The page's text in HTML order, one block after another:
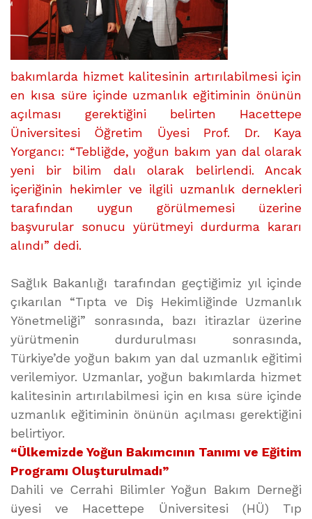
üzerine
bakımlarda hizmet kalitesinin artırılabilmesi için
en kısa süre içinde uzmanlık eğitiminin önünün
açılması gerektiğini belirten Hacettepe
Üniversitesi Öğretim Üyesi Prof. Dr. Kaya
Yorgancı: “Tebliğde, yoğun bakım yan dal olarak
yeni bir bilim dalı olarak belirlendi. Ancak
içeriğinin hekimler ve ilgili uzmanlık dernekleri
tarafından uygun görülmemesi üzerine
başvurular sonucu yürütmeyi durdurma kararı
alındı” dedi.
Sağlık Bakanlığı tarafından geçtiğimiz yıl içinde
çıkarılan “Tıpta ve Diş Hekimliğinde Uzmanlık
Yönetmeliği” sonrasında, bazı itirazlar üzerine
yürütmenin durdurulması sonrasında,
Türkiye’de yoğun bakım yan dal uzmanlık eğitimi
verilemiyor. Uzmanlar, yoğun bakımlarda hizmet
kalitesinin artırılabilmesi için en kısa süre içinde
uzmanlık eğitiminin önünün açılması gerektiğini
belirtiyor.
“Ülkemizde Yoğun Bakımcının Tanımı ve Eğitim
Programı Oluşturulmadı”
Dahili ve Cerrahi Bilimler Yoğun Bakım Derneği
üyesi ve Hacettepe Üniversitesi (HÜ) Tıp